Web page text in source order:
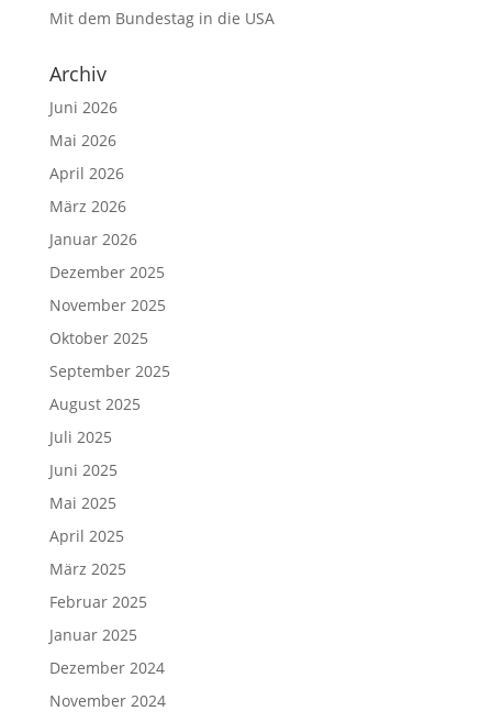
Mit dem Bundestag in die USA
Archiv
Juni 2026
Mai 2026
April 2026
März 2026
Januar 2026
Dezember 2025
November 2025
Oktober 2025
September 2025
August 2025
Juli 2025
Juni 2025
Mai 2025
April 2025
März 2025
Februar 2025
Januar 2025
Dezember 2024
November 2024